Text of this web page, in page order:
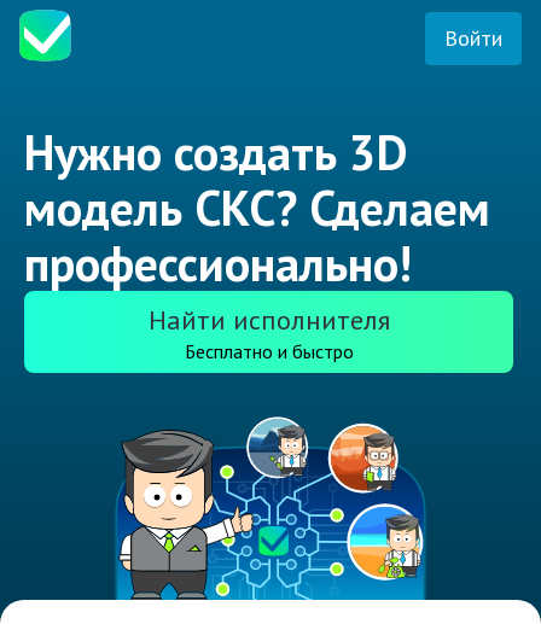
Войти
Нужно создать 3D
модель СКС? Сделаем
профессионально!
Найти исполнителя
Бесплатно и быстро